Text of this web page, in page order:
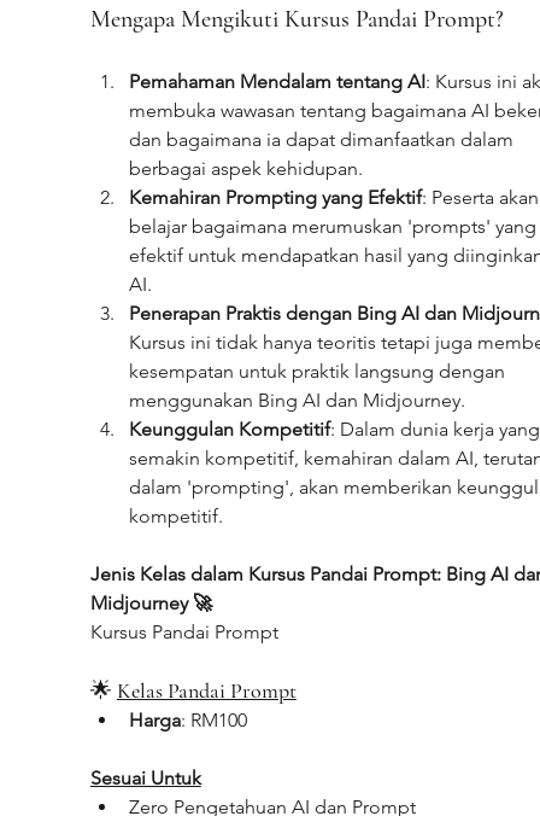
Mengapa Mengikuti Kursus Pandai Prompt?
Pemahaman Mendalam tentang AI: Kursus ini
membuka wawasan tentang bagaimana AI
dan bagaimana ia dapat dimanfaatkan dalam
berbagai aspek kehidupan.
Kemahiran Prompting yang Efektif: Peserta
belajar bagaimana merumuskan 'prompts' yang
efektif untuk mendapatkan hasil yang
AI.
Penerapan Praktis dengan Bing AI dan
Kursus ini tidak hanya teoritis tetapi juga
kesempatan untuk praktik langsung dengan
menggunakan Bing AI dan Midjourney.
Keunggulan Kompetitif: Dalam dunia kerja
semakin kompetitif, kemahiran dalam AI,
dalam 'prompting', akan memberikan
kompetitif.
Jenis Kelas dalam Kursus Pandai Prompt: Bing AI
Midjourney 🚀
Kursus Pandai Prompt
🌟 Kelas Pandai Prompt
Harga: RM100
Sesuai Untuk
Zero Pengetahuan AI dan Prompt